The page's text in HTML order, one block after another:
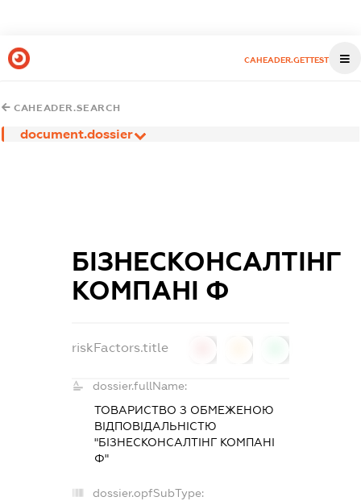
CAHEADER.GETTEST
CAHEADER.SEARCH
document.dossier
БІЗНЕСКОНСАЛТІНГ
КОМПАНІ Ф
riskFactors.title
dossier.fullName:
ТОВАРИСТВО З ОБМЕЖЕНОЮ
ВІДПОВІДАЛЬНІСТЮ
"БІЗНЕСКОНСАЛТІНГ КОМПАНІ
Ф"
dossier.opfSubType: